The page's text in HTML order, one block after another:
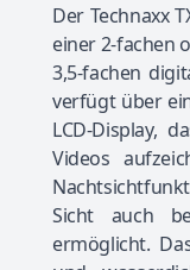
Der Technaxx
einer 2-fachen
3,5-fachen
verfügt über
LCD-Display,
Videos
Sicht auch
ermöglicht.